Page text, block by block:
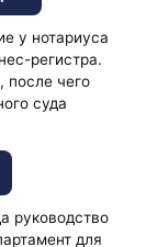
у нотариуса
регистра.
после чего
суда
руководство
для